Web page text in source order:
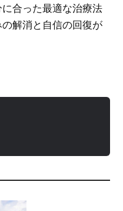
合った最適な治療法
解消と自信の回復が